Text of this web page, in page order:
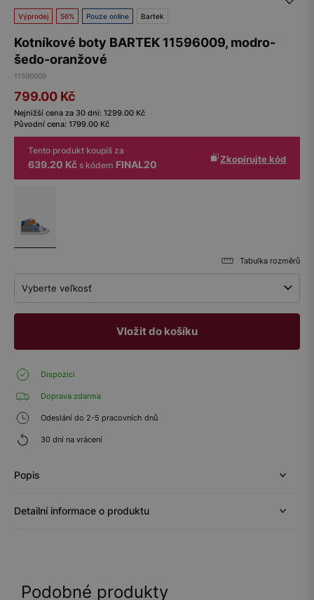
Výprodej 56% Pouze online Bartek
Kotníkové boty BARTEK 11596009, modro-
šedo-oranžové
11596009
799.00 Kč
Nejnižší cena za 30 dní: 1299.00 Kč
Původní cena: 1799.00 Kč
Tento produkt koupíš za
639.20 Kč s kódem FINAL20 Zkopírujte kód
Tabulka rozměrů
Vyberte veľkosť
Vložit do košíku
Dispozici
Doprava zdarma
Odeslání do 2-5 pracovních dnů
30 dní na vrácení
Popis
Detailní informace o produktu
Podobné produkty